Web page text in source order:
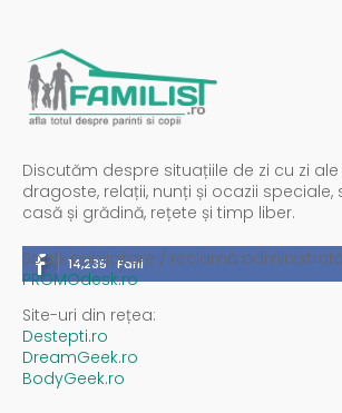
Discutăm despre situațiile de zi cu zi
dragoste, relații, nunți și ocazii speciale,
casă și grădină, rețete și timp liber.
14,235 Fani
Spații publicitare / reclamă
PROMOdesk.ro
Site-uri din rețea:
Destepti.ro
DreamGeek.ro
BodyGeek.ro